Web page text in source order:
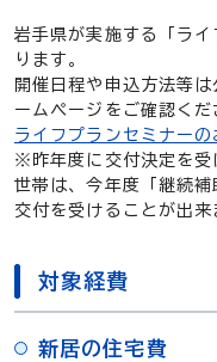
岩手県が実施する「ラ
ります。
開催日程や申込方法等
ームページをご確認くだ
ライフプランセミナーの
※昨年度に交付決定を受
世帯は、今年度「継続
交付を受けることが出来
対象経費
新居の住宅費